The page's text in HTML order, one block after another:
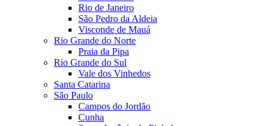
Rio de Janeiro
São Pedro da Aldeia
Visconde de Mauá
Rio Grande do Norte
Praia da Pipa
Rio Grande do Sul
Vale dos Vinhedos
Santa Catarina
São Paulo
Campos do Jordão
Cunha